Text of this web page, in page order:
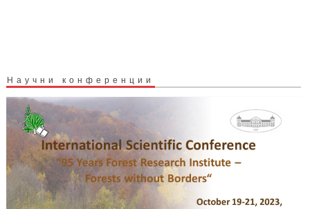
Научни конференции